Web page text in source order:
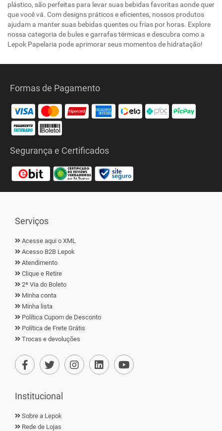
plástico, são perfeitas para levar suas bebidas favoritas aonde quer
que você vá. Com designs práticos e eficientes, nossos produtos
ajudam a manter suas bebidas quentes ou frias por horas. Explore
nossa categoria de bules e garrafas térmicas e descubra como a
Lepok Papelaria pode aprimorar seus momentos de hidratação!
Formas de Pagamento
Segurança e Certificados
Serviços
Acesse aqui o XML
Acesso B2B Lepok
Atendimento
Clique e Retire
2ª Via do Boleto
Minha conta
Minha lista
Política Cupom de Desconto
Política de Frete Grátis
Trocas e devoluções
Institucional
Sobre a Lepok
Rede de Lojas